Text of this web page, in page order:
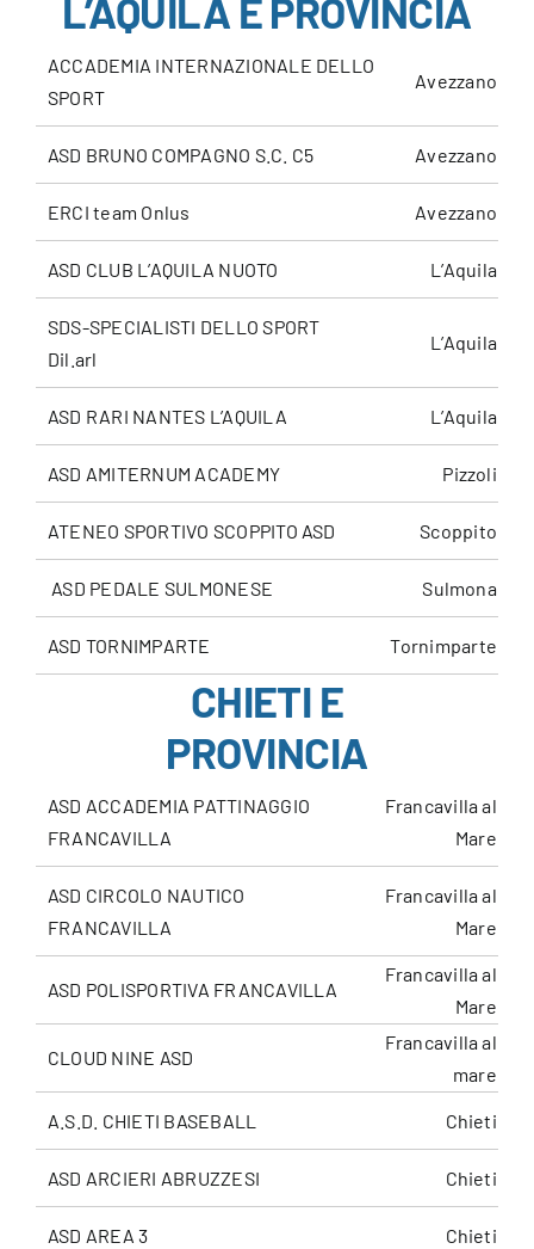
L’AQUILA E PROVINCIA
ACCADEMIA INTERNAZIONALE DELLO
SPORT
Avezzano
ASD BRUNO COMPAGNO S.C. C5 Avezzano
ERCI team Onlus Avezzano
ASD CLUB L’AQUILA NUOTO L’Aquila
SDS-SPECIALISTI DELLO SPORT
Dil.arl
L’Aquila
ASD RARI NANTES L’AQUILA L’Aquila
ASD AMITERNUM ACADEMY Pizzoli
ATENEO SPORTIVO SCOPPITO ASD Scoppito
ASD PEDALE SULMONESE Sulmona
ASD TORNIMPARTE Tornimparte
CHIETI E
PROVINCIA
ASD ACCADEMIA PATTINAGGIO
FRANCAVILLA
Francavilla al
Mare
ASD CIRCOLO NAUTICO
FRANCAVILLA
Francavilla al
Mare
ASD POLISPORTIVA FRANCAVILLA
Francavilla al
Mare
CLOUD NINE ASD
Francavilla al
mare
A.S.D. CHIETI BASEBALL Chieti
ASD ARCIERI ABRUZZESI Chieti
ASD AREA 3 Chieti